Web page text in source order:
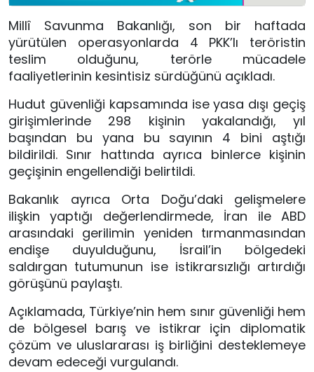
Millî Savunma Bakanlığı, son bir haftada
yürütülen operasyonlarda 4 PKK’lı teröristin
teslim olduğunu, terörle mücadele
faaliyetlerinin kesintisiz sürdüğünü açıkladı.
Hudut güvenliği kapsamında ise yasa dışı geçiş
girişimlerinde 298 kişinin yakalandığı, yıl
başından bu yana bu sayının 4 bini aştığı
bildirildi. Sınır hattında ayrıca binlerce kişinin
geçişinin engellendiği belirtildi.
Bakanlık ayrıca Orta Doğu’daki gelişmelere
ilişkin yaptığı değerlendirmede, İran ile ABD
arasındaki gerilimin yeniden tırmanmasından
endişe duyulduğunu, İsrail’in bölgedeki
saldırgan tutumunun ise istikrarsızlığı artırdığı
görüşünü paylaştı.
Açıklamada, Türkiye’nin hem sınır güvenliği hem
de bölgesel barış ve istikrar için diplomatik
çözüm ve uluslararası iş birliğini desteklemeye
devam edeceği vurgulandı.